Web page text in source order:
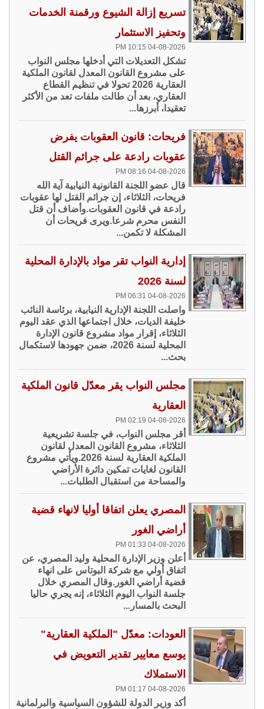
تسريع إزالة الشيوع ورقمنة الخدمات
وتحفيز الاستثمار
04-08-2026 10:15 PM
تشكل التعديلات التي أدخلها مجلس النواب
على مشروع القانون المعدل لقانون الملكية
العقارية 2026 تحولا في تنظيم القطاع
العقاري، بعد أن طالت ملفات تعد من الأكثر
تعقيدا، أبرزها...
فريحات: قانون العقوبات يفرض
عقوبات رادعة على جرائم القتل
04-08-2026 08:16 PM
قال عضو اللجنة القانونية النيابية آية الله
فريحات، الثلاثاء، إن جرائم القتل لها عقوبات
رادعة في قانون العقوبات.وأضاف أن قتل
النفس محرم شرعا.ويرى فريحات أن
المشكلة لا تكمن...
إدارية النواب تقر مواد بالإدارة المحلية
لسنة 2026
04-08-2026 06:31 PM
واصلت اللجنة الإدارية النيابية، برئاسة النائب
خليفة الديات، خلال اجتماعها الذي عقد اليوم
الثلاثاء، إقرار مواد مشروع قانون الإدارة
المحلية لسنة 2026، ضمن جهودها لاستكمال
بحث...
مجلس النواب يقر معدّل قانون الملكية
العقارية
04-08-2026 02:19 PM
أقر مجلس النواب، في جلسة تشريعية
الثلاثاء، مشروع القانون المعدل لقانون
الملكية العقارية لسنة 2026.ويأتي مشروع
القانون لغايات تمكين دائرة الأراضي
والمساحة من استقبال الطلبات...
المصري يعلن اتفاقا أوليا لانهاء قضية
أراضي الغور
04-08-2026 01:33 PM
أعلن وزير الإدارة المحلية وليد المصري، عن
اتفاق أولي مع شركة البوتاس على انهاء
قضية أراضي الغور.وقال المصري خلال
جلسة النواب اليوم الثلاثاء، إنه يجري حاليا
البحث بالمسار...
العودات: معدّل "الملكية العقارية"
يوسع معايير تقدير التعويض في
الاستملاك
04-08-2026 01:17 PM
أكد وزير الدولة للشؤون السياسية والبرلمانية